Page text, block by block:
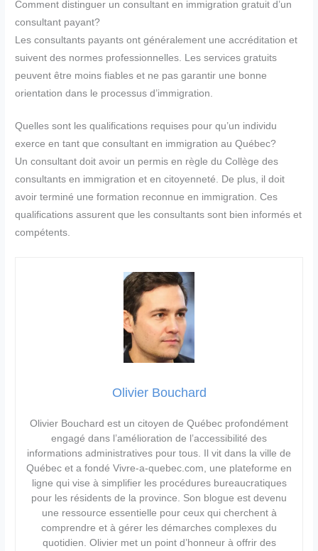
Comment distinguer un consultant en immigration gratuit d’un
consultant payant?
Les consultants payants ont généralement une accréditation et
suivent des normes professionnelles. Les services gratuits
peuvent être moins fiables et ne pas garantir une bonne
orientation dans le processus d’immigration.
Quelles sont les qualifications requises pour qu’un individu
exerce en tant que consultant en immigration au Québec?
Un consultant doit avoir un permis en règle du Collège des
consultants en immigration et en citoyenneté. De plus, il doit
avoir terminé une formation reconnue en immigration. Ces
qualifications assurent que les consultants sont bien informés et
compétents.
Olivier Bouchard
Olivier Bouchard est un citoyen de Québec profondément
engagé dans l’amélioration de l’accessibilité des
informations administratives pour tous. Il vit dans la ville de
Québec et a fondé Vivre-a-quebec.com, une plateforme en
ligne qui vise à simplifier les procédures bureaucratiques
pour les résidents de la province. Son blogue est devenu
une ressource essentielle pour ceux qui cherchent à
comprendre et à gérer les démarches complexes du
quotidien. Olivier met un point d’honneur à offrir des